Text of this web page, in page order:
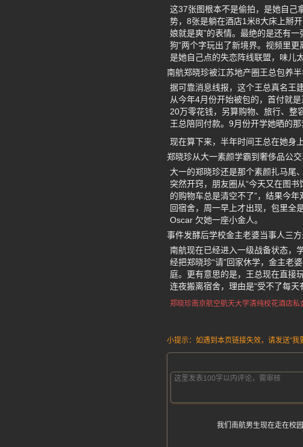
这37张图根本不是偷拍，是她自己
势，8张是躺在酒店1米8大床上掰
娘就是爽”的表情。最绝的是还有
狗”两个字玩出了新境界。视频里
是她自己点的失恋阵线联盟，味儿太
南航郑晓珍被江苏地产圈王总包养
据可靠消息线报，这个王总真名王
从今年4月份开始被包的，首付就
20万零花钱，另算购物、旅行、整
王总陪同付款。9月份开学她晒的
现在算下来，半年时间王总在她身
郑晓珍从大一素颜学霸到奢侈品公
大一的郑晓珍还是那个素颜扎马尾
突然开窍，朋友圈从“今天又在图书
的购物车总是清空不了”，结果今
回宿舍，周一早上才出现，包里全
Oscar 欠她一座小金人。
事件发酵后学校金主老婆当事人三
南航现在已经进入一级战备状态，
经把郑晓珍“请”回家休学，金主老
庭。更有意思的是，王总现在直接
连夜搬离宿舍，理由是“受不了每
郑晓珍南京航空航天大学清纯校花酒店私
小提示：如遇到本页链接失效，请发送“
我们南航男生现在走在校